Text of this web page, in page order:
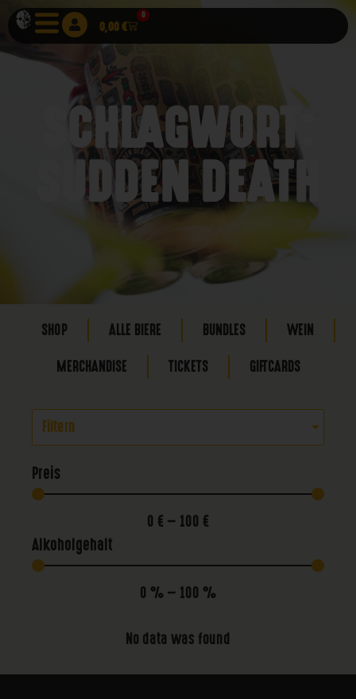
0,00€
0
SCHLAGWORT:
SUDDEN DEATH
SHOP ALLE BIERE BUNDLES WEIN
MERCHANDISE TICKETS GIFTCARDS
Filtern
Preis
0 € — 100 €
Alkoholgehalt
0 % — 100 %
No data was found